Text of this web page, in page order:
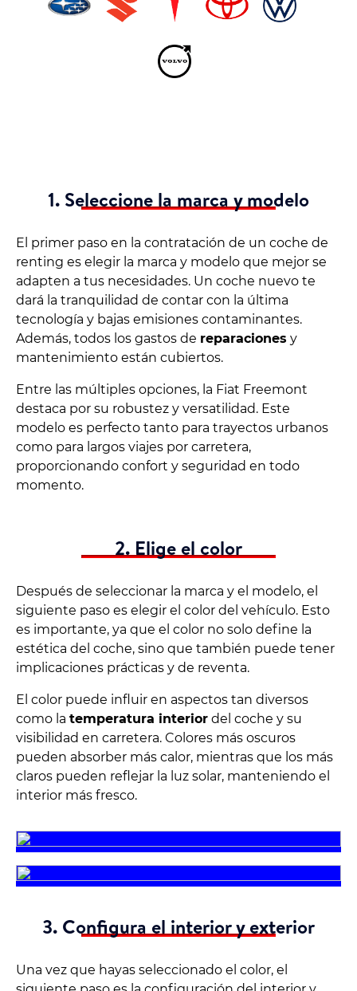
1. Seleccione la marca y modelo
El primer paso en la contratación de un coche de
renting es elegir la marca y modelo que mejor se
adapten a tus necesidades. Un coche nuevo te
dará la tranquilidad de contar con la última
tecnología y bajas emisiones contaminantes.
Además, todos los gastos de reparaciones y
mantenimiento están cubiertos.
Entre las múltiples opciones, la Fiat Freemont
destaca por su robustez y versatilidad. Este
modelo es perfecto tanto para trayectos urbanos
como para largos viajes por carretera,
proporcionando confort y seguridad en todo
momento.
2. Elige el color
Después de seleccionar la marca y el modelo, el
siguiente paso es elegir el color del vehículo. Esto
es importante, ya que el color no solo define la
estética del coche, sino que también puede tener
implicaciones prácticas y de reventa.
El color puede influir en aspectos tan diversos
como la temperatura interior del coche y su
visibilidad en carretera. Colores más oscuros
pueden absorber más calor, mientras que los más
claros pueden reflejar la luz solar, manteniendo el
interior más fresco.
3. Configura el interior y exterior
Una vez que hayas seleccionado el color, el